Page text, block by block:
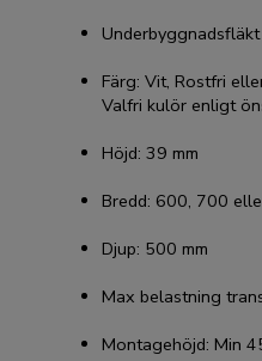
Underbyggnadsfläkt
​​​​​Färg: Vit, Rostfri
Valfri kulör enligt
Höjd: 39 mm
Bredd: 600, 700
Djup: 500 mm
Max belastning
Montagehöjd: Min